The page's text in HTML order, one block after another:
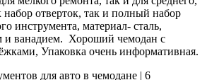
набор отверток, так и полный набор
инструмента, материал- сталь,
и ванадием. Хороший чемодан с
Упаковка очень информативная.